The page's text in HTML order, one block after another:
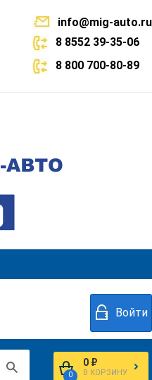
info@mig-auto.ru
8 8552 39-35-06
8 800 700-80-89
Войти
0
0 ₽
В КОРЗИНУ